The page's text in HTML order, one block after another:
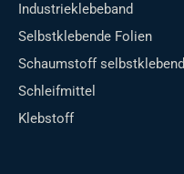
Industrieklebeband
Selbstklebende Folien
Schaumstoff selbstklebend
Schleifmittel
Klebstoff